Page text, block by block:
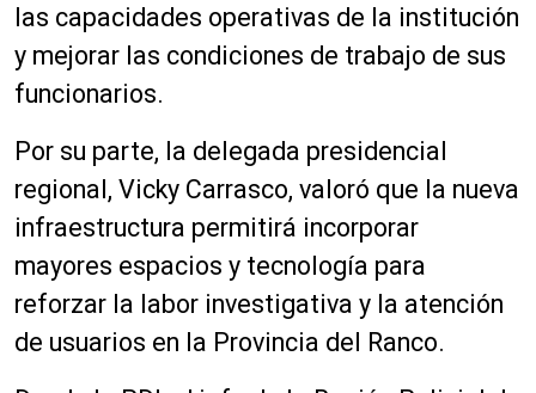
las capacidades operativas de la institución
y mejorar las condiciones de trabajo de sus
funcionarios.
Por su parte, la delegada presidencial
regional, Vicky Carrasco, valoró que la nueva
infraestructura permitirá incorporar
mayores espacios y tecnología para
reforzar la labor investigativa y la atención
de usuarios en la Provincia del Ranco.